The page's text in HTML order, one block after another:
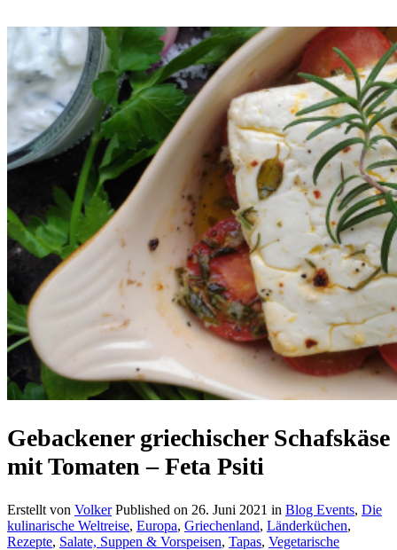
Gebackener griechischer Schafskäse
mit Tomaten – Feta Psiti
Erstellt von Volker Published on 26. Juni 2021 in Blog Events, Die
kulinarische Weltreise, Europa, Griechenland, Länderküchen,
Rezepte, Salate, Suppen & Vorspeisen, Tapas, Vegetarische